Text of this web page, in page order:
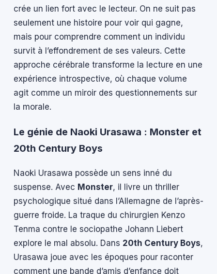
crée un lien fort avec le lecteur. On ne suit pas
seulement une histoire pour voir qui gagne,
mais pour comprendre comment un individu
survit à l’effondrement de ses valeurs. Cette
approche cérébrale transforme la lecture en une
expérience introspective, où chaque volume
agit comme un miroir des questionnements sur
la morale.
Le génie de Naoki Urasawa : Monster et
20th Century Boys
Naoki Urasawa possède un sens inné du
suspense. Avec Monster, il livre un thriller
psychologique situé dans l’Allemagne de l’après-
guerre froide. La traque du chirurgien Kenzo
Tenma contre le sociopathe Johann Liebert
explore le mal absolu. Dans 20th Century Boys,
Urasawa joue avec les époques pour raconter
comment une bande d’amis d’enfance doit